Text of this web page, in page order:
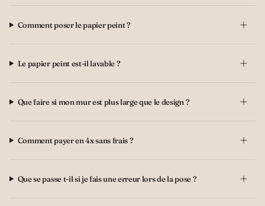
Comment poser le papier peint ?
Le papier peint est-il lavable ?
Que faire si mon mur est plus large que le design ?
Comment payer en 4x sans frais ?
Que se passe t-il si je fais une erreur lors de la pose ?